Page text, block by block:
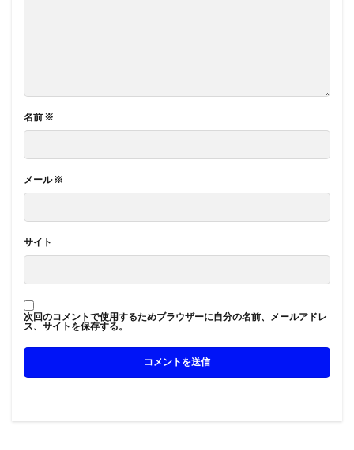
名前 ※
メール※
サイト
次回のコメントで使用するためブラウザーに自分の名前、メールアドレ
ス、サイトを保存する。